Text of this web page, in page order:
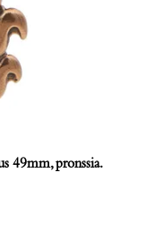
49mm, pronssia.